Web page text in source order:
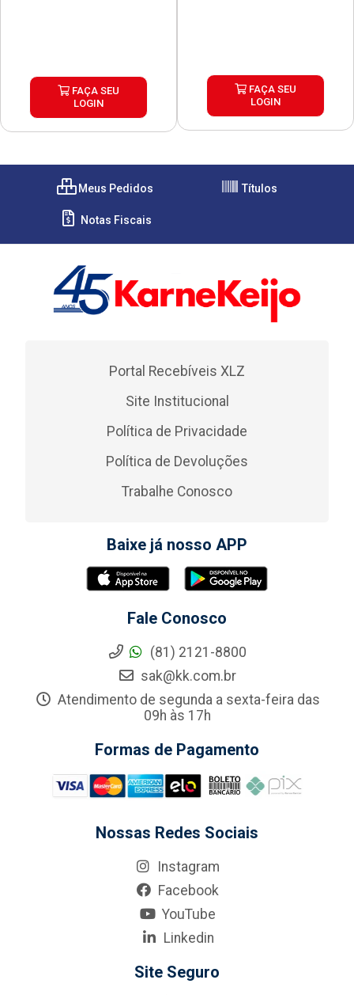
FAÇA SEU
LOGIN
FAÇA SEU
LOGIN
Meus Pedidos Títulos
Notas Fiscais
Portal Recebíveis XLZ
Site Institucional
Política de Privacidade
Política de Devoluções
Trabalhe Conosco
Baixe já nosso APP
Fale Conosco
(81) 2121-8800
sak@kk.com.br
Atendimento de segunda a sexta-feira das
09h às 17h
Formas de Pagamento
Nossas Redes Sociais
Instagram
Facebook
YouTube
Linkedin
Site Seguro